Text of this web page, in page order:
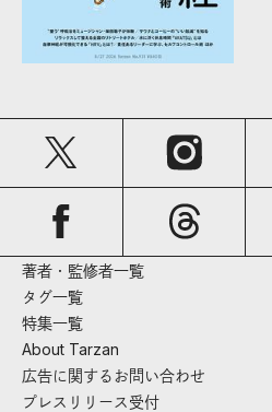
著者・監修者一覧
タグ一覧
特集一覧
About Tarzan
広告に関するお問い合わせ
プレスリリース受付